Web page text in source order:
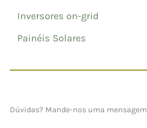
Inversores on-grid
Painéis Solares
Dúvidas? Mande-nos uma mensagem